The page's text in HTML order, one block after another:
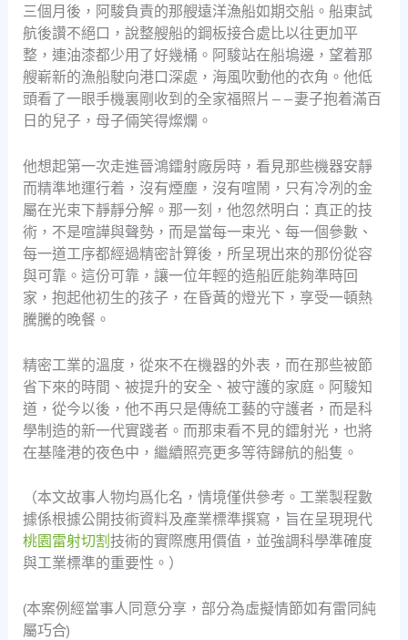
三個月後，阿駿負責的那艘遠洋漁船如期交船。船東試
航後讚不絕口，說整艘船的鋼板接合處比以往更加平
整，連油漆都少用了好幾桶。阿駿站在船塢邊，望着那
艘嶄新的漁船駛向港口深處，海風吹動他的衣角。他低
頭看了一眼手機裏剛收到的全家福照片——妻子抱着滿百
日的兒子，母子倆笑得燦爛。
他想起第一次走進晉鴻鐳射廠房時，看見那些機器安靜
而精準地運行着，沒有煙塵，沒有喧鬧，只有冷冽的金
屬在光束下靜靜分解。那一刻，他忽然明白：真正的技
術，不是喧譁與聲勢，而是當每一束光、每一個參數、
每一道工序都經過精密計算後，所呈現出來的那份從容
與可靠。這份可靠，讓一位年輕的造船匠能夠準時回
家，抱起他初生的孩子，在昏黃的燈光下，享受一頓熱
騰騰的晚餐。
精密工業的溫度，從來不在機器的外表，而在那些被節
省下來的時間、被提升的安全、被守護的家庭。阿駿知
道，從今以後，他不再只是傳統工藝的守護者，而是科
學制造的新一代實踐者。而那束看不見的鐳射光，也將
在基隆港的夜色中，繼續照亮更多等待歸航的船隻。
（本文故事人物均爲化名，情境僅供參考。工業製程數
據係根據公開技術資料及產業標準撰寫，旨在呈現現代
桃園雷射切割 技術的實際應用價值，並強調科學準確度
與工業標準的重要性。）
(本案例經當事人同意分享，部分為虛擬情節如有雷同純
屬巧合)